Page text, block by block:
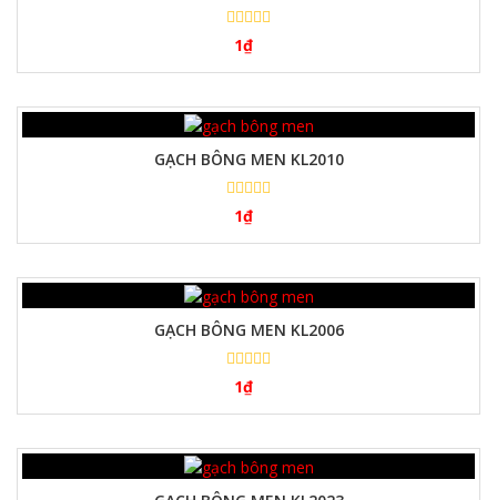
1₫
GẠCH BÔNG MEN KL2010
1₫
GẠCH BÔNG MEN KL2006
1₫